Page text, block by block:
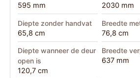
595 mm 2030 mm
Diepte zonder handvat
65,8 cm
Breedte
76,8 cm
Diepte wanneer de deur
open is
120,7 cm
Breedte
637 mm